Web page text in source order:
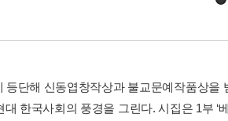
등단해 신동엽창작상과 불교문예작품상
대 한국사회의 풍경을 그린다. 시집은 1부 ‘